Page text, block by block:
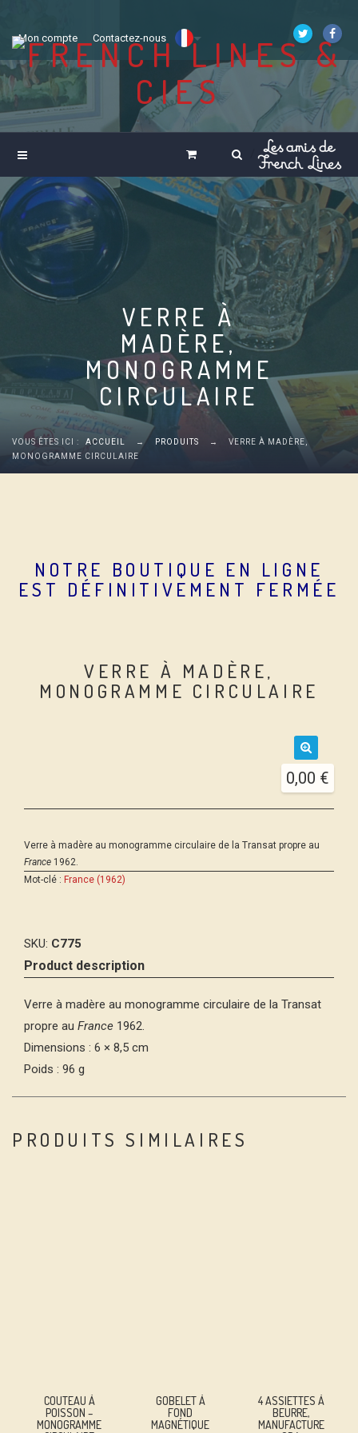
Mon compte Contactez-nous
VERRE À
MADÈRE,
MONOGRAMME
CIRCULAIRE
VOUS ÊTES ICI : ACCUEIL → PRODUITS →
VERRE À MADÈRE,
MONOGRAMME CIRCULAIRE
NOTRE BOUTIQUE EN LIGNE
EST DÉFINITIVEMENT FERMÉE
VERRE À MADÈRE,
MONOGRAMME CIRCULAIRE
🔍
0,00 €
Verre à madère au monogramme circulaire de la Transat propre au
France 1962.
Mot-clé : France (1962)
SKU: C775
Product description
Verre à madère au monogramme circulaire de la Transat
propre au France 1962.
Dimensions : 6 × 8,5 cm
Poids : 96 g
PRODUITS SIMILAIRES
COUTEAU À
POISSON –
MONOGRAMME
GOBELET À
FOND
MAGNÉTIQUE
4 ASSIETTES À
BEURRE,
MANUFACTURE